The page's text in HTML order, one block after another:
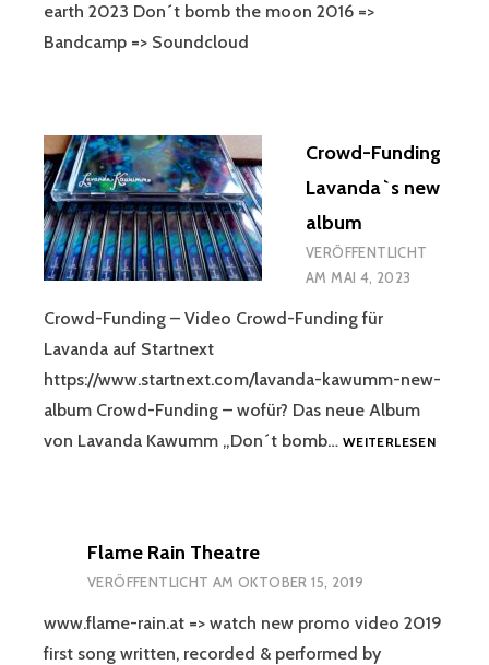
earth 2023 Don´t bomb the moon 2016 =>
Bandcamp => Soundcloud
Crowd-Funding
Lavanda`s new
album
VERÖFFENTLICHT
AMMAI 4, 2023
Crowd-Funding – Video Crowd-Funding für
Lavanda auf Startnext
https://www.startnext.com/lavanda-kawumm-new-
album Crowd-Funding – wofür? Das neue Album
von Lavanda Kawumm „Don´t bomb… WEITERLESEN
Flame Rain Theatre
VERÖFFENTLICHT AMOKTOBER 15, 2019
www.flame-rain.at => watch new promo video 2019
first song written, recorded & performed by